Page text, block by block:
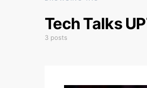
Tech Talks
3 posts